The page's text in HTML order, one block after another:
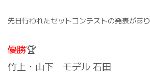
先日行われたセットコンテストの発表があ
優勝🏆
竹上・山下 モデル 石田